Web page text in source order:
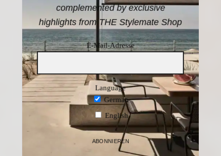
Unkategorisiert 27. November 2020
complemented by exclusive
highlights from THE Stylemate Shop
E-Mail-Adresse
Language
German
English
ABONNIEREN